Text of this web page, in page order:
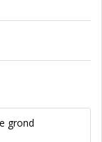
grond